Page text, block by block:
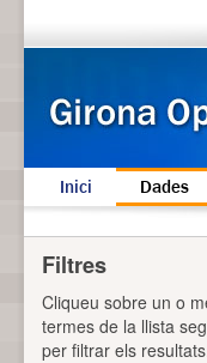
Inici Dades
Filtres
Cliqueu sobre un o
termes de la llista
per filtrar els